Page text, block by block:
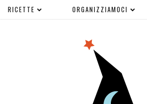
RICETTE ORGANIZZIAMOCI